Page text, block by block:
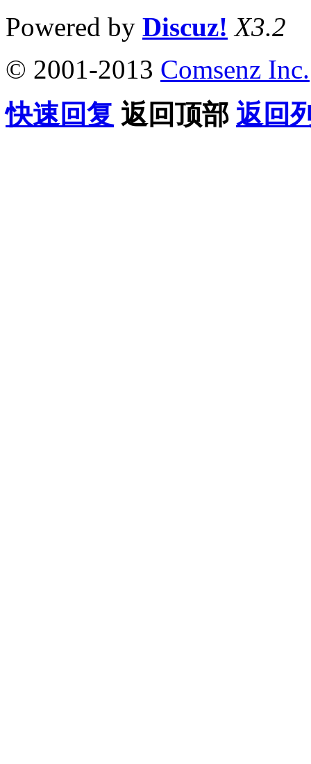
Powered by Discuz! X3.2
© 2001-2013 Comsenz Inc.
快速回复 返回顶部 返回